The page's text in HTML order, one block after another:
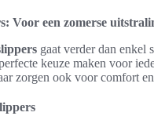
Voor een zomerse
gaat verder dan enkel
keuze maken voor
zorgen ook voor comfort